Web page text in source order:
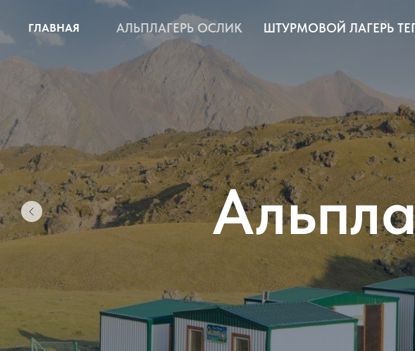
ГЛАВНАЯ АЛЬПЛАГЕРЬ ОСЛИК ШТУРМОВОЙ ЛАГЕРЬ